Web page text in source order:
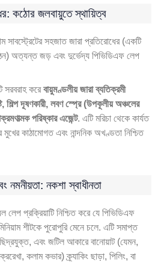
কঠোর জলবায়ুতে স্থায়িত্ব
সাবস্ট্রেটের সহজাত জারা প্রতিরোধের (একটি
অত্যন্ত জড় এবং দুর্ভেদ্য পিভিডিএফ লেপ
সরবরাহ করেবায়ুমণ্ডলীয় জারা ব্যতিক্রমী
শিল্প দূষণকারী, লবণ স্প্রে (উপকূলীয় অঞ্চলের
পরিষ্কার এজেন্ট. এটি মরিচা থেকে কার্যত
কাঠামোগত এবং নান্দনিক অখণ্ডতা নিশ্চিত
নমনীয়তা: নকশা স্বাধীনতা
লেপ প্রক্রিয়াটি নিশ্চিত করে যে পিভিডিএফ
শীটকে পুরোপুরি মেনে চলে. এটি সমাপ্ত
এবং জটিল আকারে বানোয়াট (যেমন,
কলাম কভার) ক্র্যাকিং ছাড়া, পিলিং, বা